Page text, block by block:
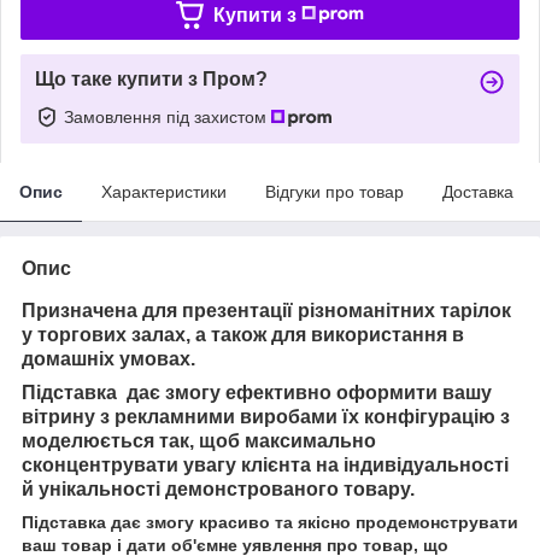
Купити з
Що таке купити з Пром?
Замовлення під захистом
Опис Характеристики Відгуки про товар Доставка
Опис
Призначена для презентації різноманітних тарілок
у торгових залах, а також для використання в
домашніх умовах.
Підставка дає змогу ефективно оформити вашу
вітрину з рекламними виробами їх конфігурацію з
моделюється так, щоб максимально
сконцентрувати увагу клієнта на індивідуальності
й унікальності демонстрованого товару.
Підставка дає змогу красиво та якісно продемонструвати
ваш товар і дати об'ємне уявлення про товар, що